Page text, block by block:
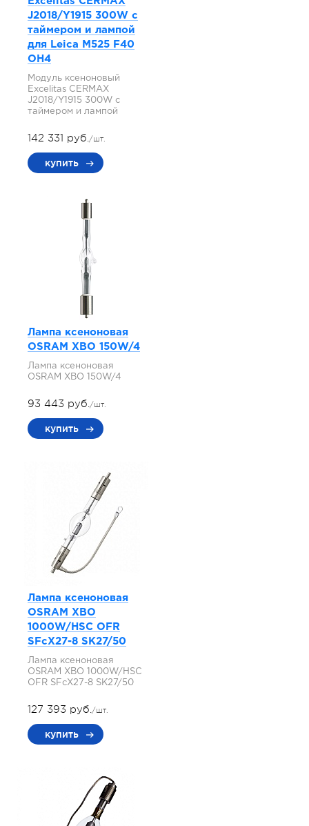
J2018/Y1915 300W с
таймером и лампой
для Leica M525 F40
OH4
Модуль ксеноновый
Excelitas CERMAX
J2018/Y1915 300W с
таймером и лампой
142 331 руб./шт.
купить
Лампа ксеноновая
OSRAM XBO 150W/4
Лампа ксеноновая
OSRAM XBO 150W/4
93 443 руб./шт.
купить
Лампа ксеноновая
OSRAM XBO
1000W/HSC OFR
SFcX27-8 SK27/50
Лампа ксеноновая
OSRAM XBO 1000W/HSC
OFR SFcX27-8 SK27/50
127 393 руб./шт.
купить